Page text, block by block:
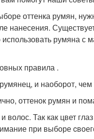
оттенка румян,
нанесения.
румяна
правила .
и наоборот,
оттенок румян и
волос. Так как цвет
при выборе